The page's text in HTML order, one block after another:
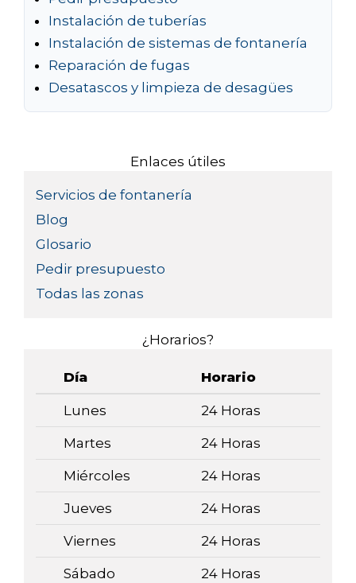
Instalación de tuberías
Instalación de sistemas de fontanería
Reparación de fugas
Desatascos y limpieza de desagües
Enlaces útiles
Servicios de fontanería
Blog
Glosario
Pedir presupuesto
Todas las zonas
¿Horarios?
Día Horario
Lunes 24 Horas
Martes 24 Horas
Miércoles 24 Horas
Jueves 24 Horas
Viernes 24 Horas
Sábado 24 Horas